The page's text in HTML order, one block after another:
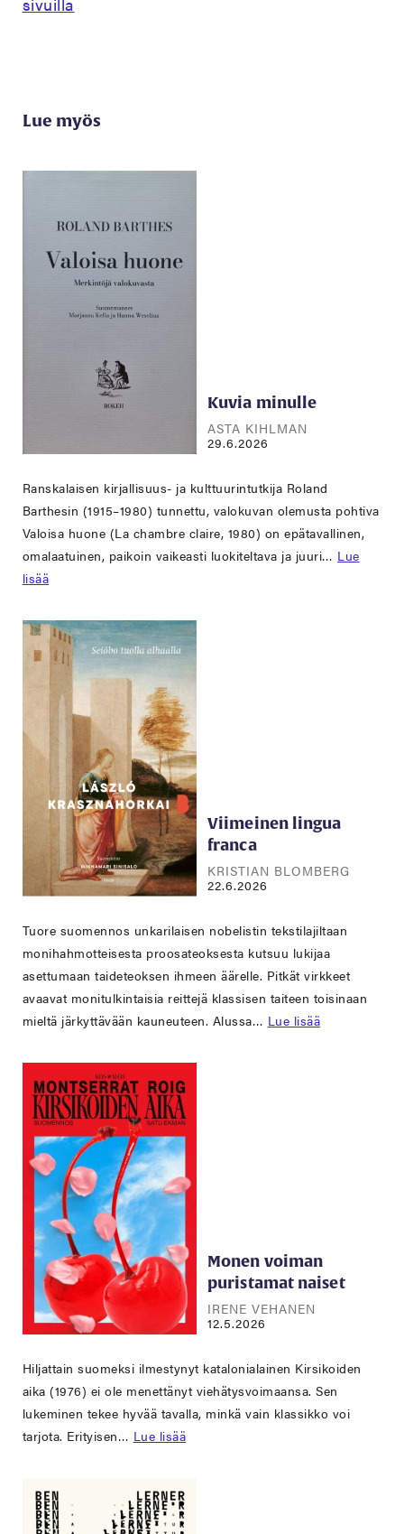
Lue myös
Kuvia minulle
ASTA KIHLMAN
29.6.2026
Ranskalaisen kirjallisuus- ja kulttuurintutkija Roland
Barthesin (1915–1980) tunnettu, valokuvan olemusta pohtiva
Valoisa huone (La chambre claire, 1980) on epätavallinen,
omalaatuinen, paikoin vaikeasti luokiteltava ja juuri… Lue
lisää
Viimeinen lingua
franca
KRISTIAN BLOMBERG
22.6.2026
Tuore suomennos unkarilaisen nobelistin tekstilajiltaan
monihahmotteisesta proosateoksesta kutsuu lukijaa
asettumaan taideteoksen ihmeen äärelle. Pitkät virkkeet
avaavat monitulkintaisia reittejä klassisen taiteen toisinaan
mieltä järkyttävään kauneuteen. Alussa… Lue lisää
Monen voiman
puristamat naiset
IRENE VEHANEN
12.5.2026
Hiljattain suomeksi ilmestynyt katalonialainen Kirsikoiden
aika (1976) ei ole menettänyt viehätysvoimaansa. Sen
lukeminen tekee hyvää tavalla, minkä vain klassikko voi
tarjota. Erityisen… Lue lisää